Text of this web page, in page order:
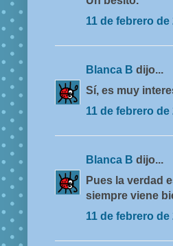
11 de febrero de
Blanca B dijo...
Sí, es muy
11 de febrero de
Blanca B dijo...
Pues la verdad
siempre viene
11 de febrero de